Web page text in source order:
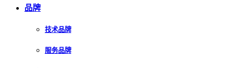
品牌
技术品牌
服务品牌